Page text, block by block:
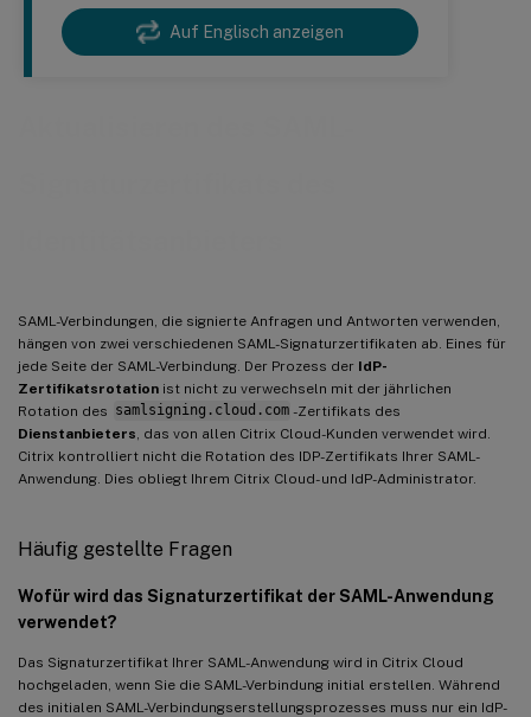
Auf Englisch anzeigen
SAML-Verbindungen, die signierte Anfragen und Antworten verwenden,
hängen von zwei verschiedenen SAML-Signaturzertifikaten ab. Eines für
jede Seite der SAML-Verbindung. Der Prozess der IdP-
Zertifikatsrotation ist nicht zu verwechseln mit der jährlichen
Rotation des samlsigning.cloud.com -Zertifikats des
Dienstanbieters , das von allen Citrix Cloud-Kunden verwendet wird.
Citrix kontrolliert nicht die Rotation des IDP-Zertifikats Ihrer SAML-
Anwendung. Dies obliegt Ihrem Citrix Cloud- und IdP-Administrator.
Häufig gestellte Fragen
Wofür wird das Signaturzertifikat der SAML-Anwendung
verwendet?
Das Signaturzertifikat Ihrer SAML-Anwendung wird in Citrix Cloud
hochgeladen, wenn Sie die SAML-Verbindung initial erstellen. Während
des initialen SAML-Verbindungserstellungsprozesses muss nur ein IdP-